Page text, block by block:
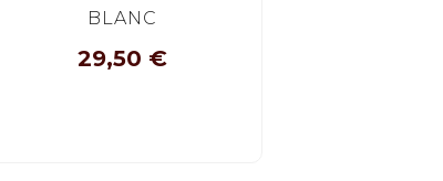
BLANC
29,50 €